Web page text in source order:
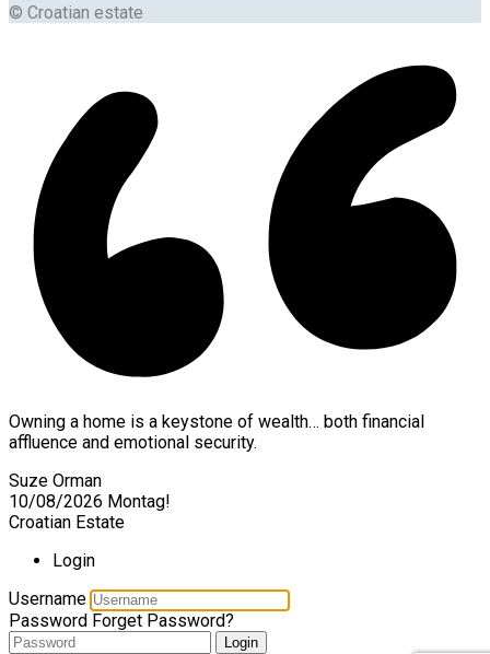
© Croatian estate
Owning a home is a keystone of wealth… both financial
affluence and emotional security.
Suze Orman
10/08/2026 Montag!
Croatian Estate
Login
Username
Password Forget Password?
Login